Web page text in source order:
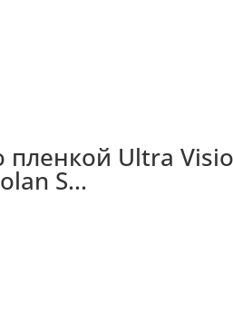
пленкой Ultra
S...